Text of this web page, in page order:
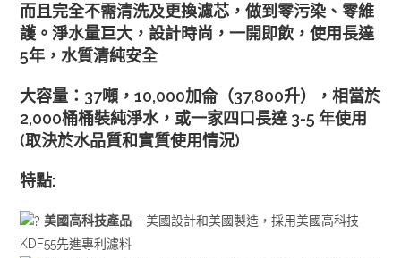
而且完全不需清洗及更換濾芯，做到零污染、零維
護。淨水量巨大，設計時尚，一開即飲，使用長達
5年，水質清純安全
大容量：37噸，10,000加侖（37,800升），相當於
2,000桶桶裝純淨水，或一家四口長達 3-5 年使用
(取決於水品質和實質使用情況)
特點:
美國高科技產品 – 美國設計和美國製造，採用美國高科技
KDF55先進專利濾料